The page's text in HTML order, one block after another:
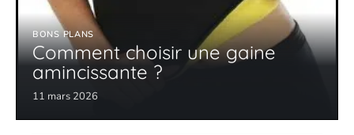
BONS PLANS
Comment choisir une gaine
amincissante ?
11 mars 2026